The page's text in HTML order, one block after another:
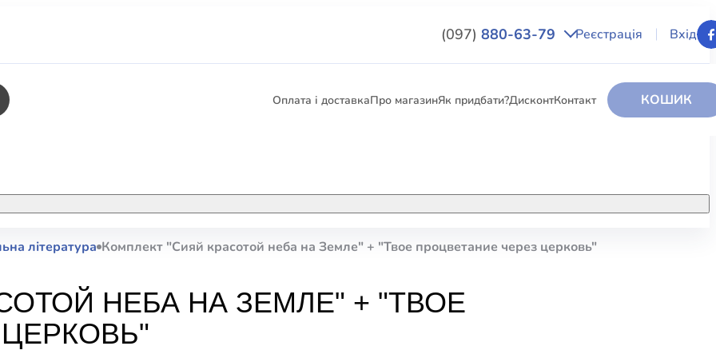
(097) 880-63-79 Реєстрація Вхід
Оплата і доставкаПро магазинЯк придбати?ДисконтКонтакт КОШИК
консультування
ЕЛЕКТРОННІ КНИГИ
+38 (097) 880-6379
література Комплект "Сияй красотой неба на Земле" + "Твое процветание через церковь"
НЕБА НА ЗЕМЛЕ" + "ТВОЕ